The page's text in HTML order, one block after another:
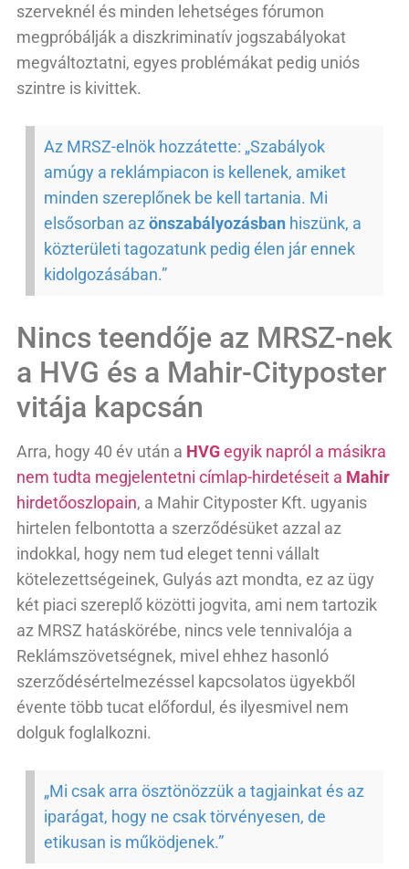
szerveknél és minden lehetséges fórumon
megpróbálják a diszkriminatív jogszabályokat
megváltoztatni, egyes problémákat pedig uniós
szintre is kivittek.
Az MRSZ-elnök hozzátette: „Szabályok
amúgy a reklámpiacon is kellenek, amiket
minden szereplőnek be kell tartania. Mi
elsősorban az önszabályozásban hiszünk, a
közterületi tagozatunk pedig élen jár ennek
kidolgozásában.”
Nincs teendője az MRSZ-nek
a HVG és a Mahir-Cityposter
vitája kapcsán
Arra, hogy 40 év után a HVGegyik napról a másikra
nem tudta megjelentetni címlap-hirdetéseit a Mahir
hirdetőoszlopain, a Mahir Cityposter Kft. ugyanis
hirtelen felbontotta a szerződésüket azzal az
indokkal, hogy nem tud eleget tenni vállalt
kötelezettségeinek, Gulyás azt mondta, ez az ügy
két piaci szereplő közötti jogvita, ami nem tartozik
az MRSZ hatáskörébe, nincs vele tennivalója a
Reklámszövetségnek, mivel ehhez hasonló
szerződésértelmezéssel kapcsolatos ügyekből
évente több tucat előfordul, és ilyesmivel nem
dolguk foglalkozni.
„Mi csak arra ösztönözzük a tagjainkat és az
iparágat, hogy ne csak törvényesen, de
etikusan is működjenek.”